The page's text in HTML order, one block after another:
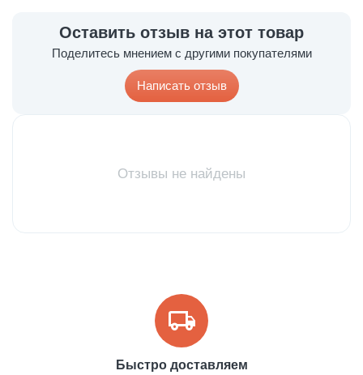
Оставить отзыв на этот товар
Поделитесь мнением с другими покупателями
Написать отзыв
Отзывы не найдены
Быстро доставляем